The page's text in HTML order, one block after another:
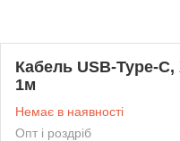
Кабель USB-Type-C,
1м
Немає в наявності
Опт і роздріб